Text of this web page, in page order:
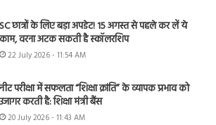
SC छात्रों के लिए बड़ा अपडेट! 15 अगस्त से पहले कर लें ये
काम, वरना अटक सकती है स्कॉलरशिप
22 July 2026 - 11:54 AM
नीट परीक्षा में सफलता “शिक्षा क्रांति” के व्यापक प्रभाव को
उजागर करती है: शिक्षा मंत्री बैंस
20 July 2026 - 11:43 AM